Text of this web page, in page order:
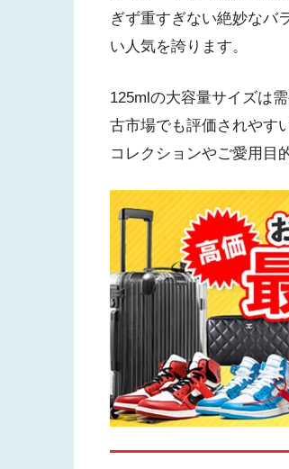
ぎず重すぎない絶妙なバ
い人気を誇ります。
125mlの大容量サイズは
古市場でも評価されやす
コレクションやご愛用目